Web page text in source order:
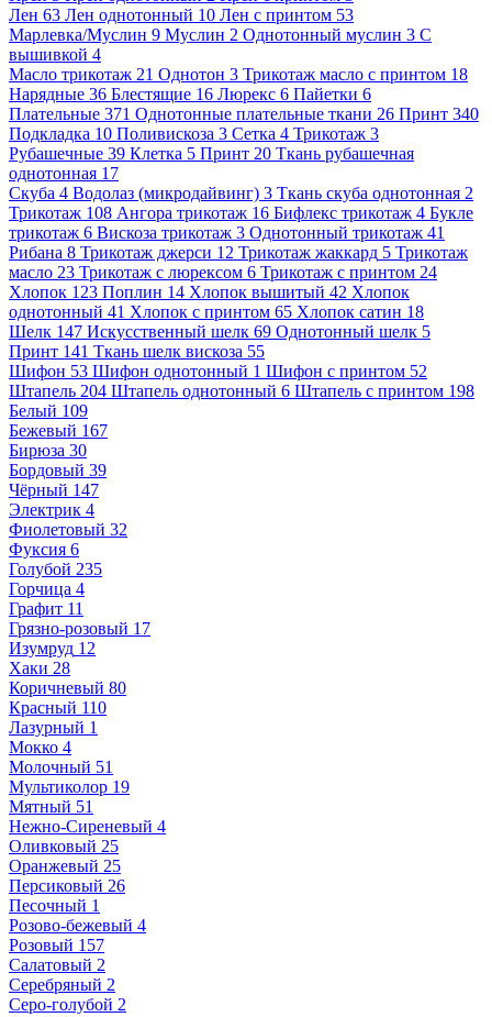
Лен 63 Лен однотонный 10 Лен с принтом 53
Марлевка/Муслин 9 Муслин 2 Однотонный муслин 3 С
вышивкой 4
Масло трикотаж 21 Однотон 3 Трикотаж масло с принтом 18
Нарядные 36 Блестящие 16 Люрекс 6 Пайетки 6
Плательные 371 Однотонные плательные ткани 26 Принт 340
Подкладка 10 Поливискоза 3 Сетка 4 Трикотаж 3
Рубашечные 39 Клетка 5 Принт 20 Ткань рубашечная
однотонная 17
Скуба 4 Водолаз (микродайвинг) 3 Ткань скуба однотонная 2
Трикотаж 108 Ангора трикотаж 16 Бифлекс трикотаж 4 Букле
трикотаж 6 Вискоза трикотаж 3 Однотонный трикотаж 41
Рибана 8 Трикотаж джерси 12 Трикотаж жаккард 5 Трикотаж
масло 23 Трикотаж с люрексом 6 Трикотаж с принтом 24
Хлопок 123 Поплин 14 Хлопок вышитый 42 Хлопок
однотонный 41 Хлопок с принтом 65 Хлопок сатин 18
Шелк 147 Искусственный шелк 69 Однотонный шелк 5
Принт 141 Ткань шелк вискоза 55
Шифон 53 Шифон однотонный 1 Шифон с принтом 52
Штапель 204 Штапель однотонный 6 Штапель с принтом 198
Белый 109
Бежевый 167
Бирюза 30
Бордовый 39
Чёрный 147
Электрик 4
Фиолетовый 32
Фуксия 6
Голубой 235
Горчица 4
Графит 11
Грязно-розовый 17
Изумруд 12
Хаки 28
Коричневый 80
Красный 110
Лазурный 1
Мокко 4
Молочный 51
Мультиколор 19
Мятный 51
Нежно-Сиреневый 4
Оливковый 25
Оранжевый 25
Персиковый 26
Песочный 1
Розово-бежевый 4
Розовый 157
Салатовый 2
Серебряный 2
Серо-голубой 2